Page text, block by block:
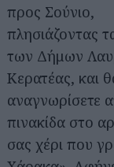
προς Σούνιο,
πλησιάζοντας
των Δήμων
Κερατέας, και
αναγνωρίσετε
πινακίδα στο
σας χέρι που